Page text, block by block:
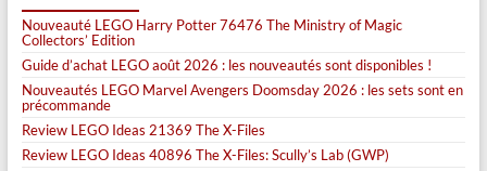
Nouveauté LEGO Harry Potter 76476 The Ministry of Magic
Collectors’ Edition
Guide d’achat LEGO août 2026 : les nouveautés sont disponibles !
Nouveautés LEGO Marvel Avengers Doomsday 2026 : les sets sont en
précommande
Review LEGO Ideas 21369 The X-Files
Review LEGO Ideas 40896 The X-Files: Scully’s Lab (GWP)